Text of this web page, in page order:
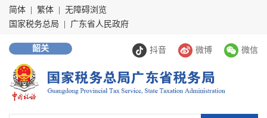
简体 繁体
无障碍浏览
国家税务总局
广东省人民政府
抖音 微博 微信
韶关